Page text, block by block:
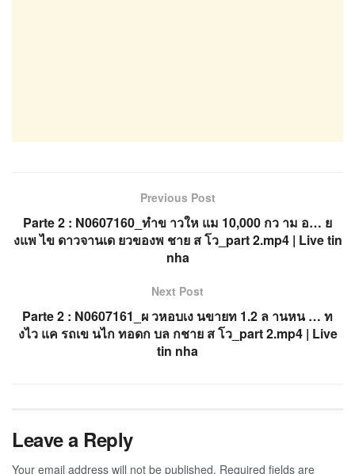
Previous Post
Parte 2 : N0607160_ทำข าวให แม 10,000 กว าม อ… ย
งแพ ไข ดาวจานเด ยวของพ ชาย ส โว_part 2.mp4 | Live tin
nha
Next Post
Parte 2 : N0607161_ผ วหอบเง นขายท 1.2 ล านหน … ท
งไว แค รถเข นไก ทอดก บล กชาย ส โว_part 2.mp4 | Live
tin nha
Leave a Reply
Your email address will not be published. Required fields are